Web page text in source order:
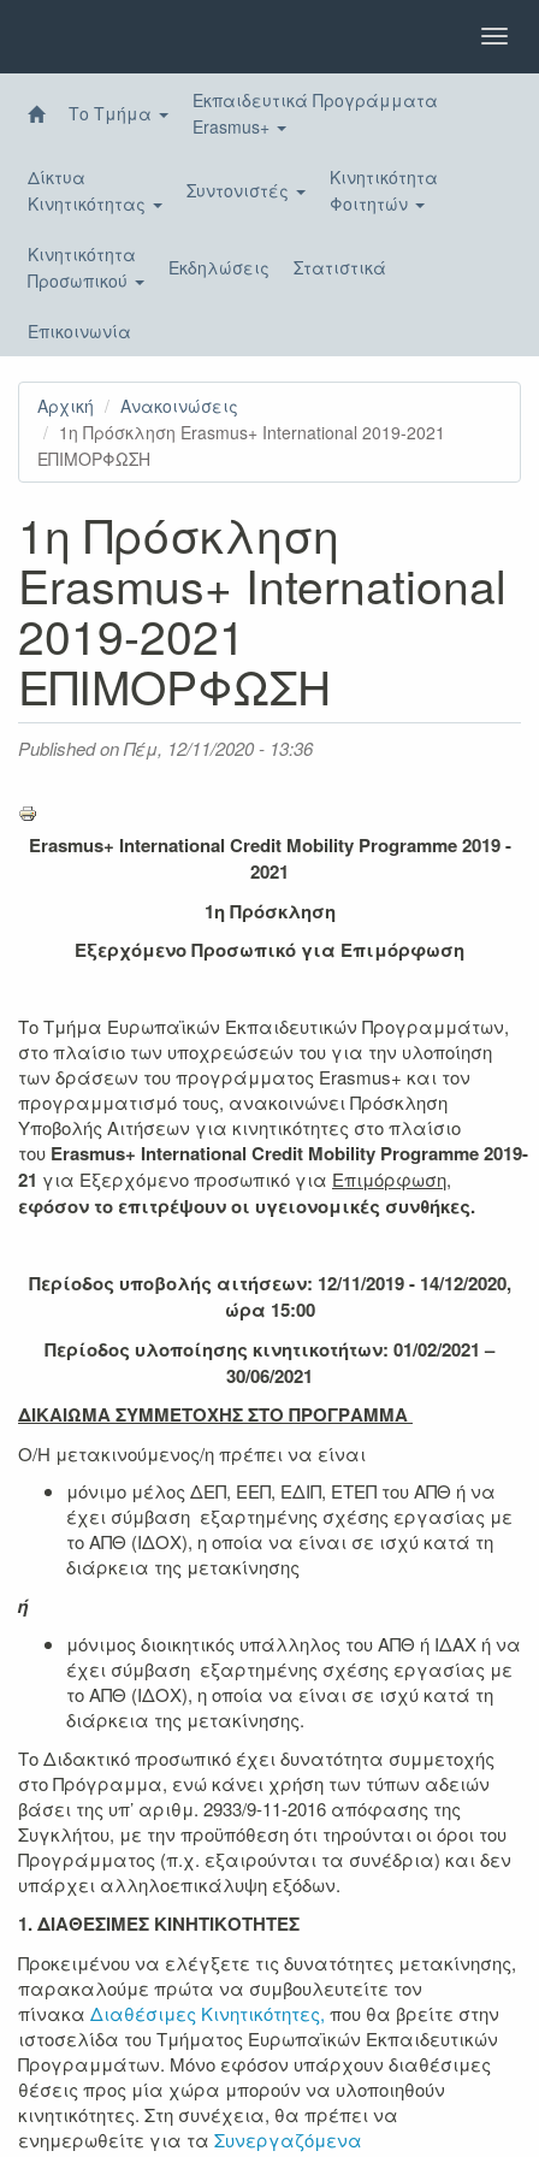
περιεχόμενο
Το Τμήμα
Εκπαιδευτικά Προγράμματα
Erasmus+
Δίκτυα
Κινητικότητας
Συντονιστές
Κινητικότητα
Φοιτητών
Κινητικότητα
Προσωπικού
Εκδηλώσεις Στατιστικά
Επικοινωνία
Αρχική
Ανακοινώσεις
1η Πρόσκληση Erasmus+ International 2019-2021
ΕΠΙΜΟΡΦΩΣΗ
1η Πρόσκληση
Erasmus+ International
2019-2021
ΕΠΙΜΟΡΦΩΣΗ
Published onΠέμ, 12/11/2020 - 13:36
Erasmus+ International Credit Mobility Programme 2019 -
2021
1η Πρόσκληση
Εξερχόμενο Προσωπικό για Επιμόρφωση
Το Τμήμα Ευρωπαϊκών Εκπαιδευτικών Προγραμμάτων,
στο πλαίσιο των υποχρεώσεών του για την υλοποίηση
των δράσεων του προγράμματος Erasmus+ και τον
προγραμματισμό τους, ανακοινώνει Πρόσκληση
Υποβολής Αιτήσεων για κινητικότητες στο πλαίσιο
του Erasmus+ International Credit Mοbility Programme2019-
21 για Εξερχόμενο προσωπικό για Επιμόρφωση,
εφόσον το επιτρέψουν οι υγειονομικές συνθήκες.
Περίοδος υποβολής αιτήσεων: 12/11/2019 - 14/12/2020,
ώρα 15:00
Περίοδος υλοποίησης κινητικοτήτων: 01/02/2021 –
30/06/2021
ΔΙΚΑΙΩΜΑ ΣΥΜΜΕΤΟΧΗΣ ΣΤΟ ΠΡΟΓΡΑΜΜΑ
Ο/Η μετακινούμενος/η πρέπει να είναι
μόνιμο μέλος ΔΕΠ, ΕΕΠ, ΕΔΙΠ, ΕΤΕΠ του ΑΠΘ ή να
έχει σύμβαση εξαρτημένης σχέσης εργασίας με
το ΑΠΘ (ΙΔΟΧ), η οποία να είναι σε ισχύ κατά τη
διάρκεια της μετακίνησης
ή
μόνιμος διοικητικός υπάλληλος του ΑΠΘ ή ΙΔΑΧ ή να
έχει σύμβαση εξαρτημένης σχέσης εργασίας με
το ΑΠΘ (ΙΔΟΧ), η οποία να είναι σε ισχύ κατά τη
διάρκεια της μετακίνησης.
Το Διδακτικό προσωπικό έχει δυνατότητα συμμετοχής
στο Πρόγραμμα, ενώ κάνει χρήση των τύπων αδειών
βάσει της υπ’ αριθμ. 2933/9-11-2016 απόφασης της
Συγκλήτου, με την προϋπόθεση ότι τηρούνται οι όροι του
Προγράμματος (π.χ. εξαιρούνται τα συνέδρια) και δεν
υπάρχει αλληλοεπικάλυψη εξόδων.
1. ΔΙΑΘΕΣΙΜΕΣ ΚΙΝΗΤΙΚΟΤΗΤΕΣ
Προκειμένου να ελέγξετε τις δυνατότητες μετακίνησης,
παρακαλούμε πρώτα να συμβουλευτείτε τον
πίνακα Διαθέσιμες Κινητικότητες, που θα βρείτε στην
ιστοσελίδα του Τμήματος Ευρωπαϊκών Εκπαιδευτικών
Προγραμμάτων. Μόνο εφόσον υπάρχουν διαθέσιμες
θέσεις προς μία χώρα μπορούν να υλοποιηθούν
κινητικότητες. Στη συνέχεια, θα πρέπει να
ενημερωθείτε για τα Συνεργαζόμενα